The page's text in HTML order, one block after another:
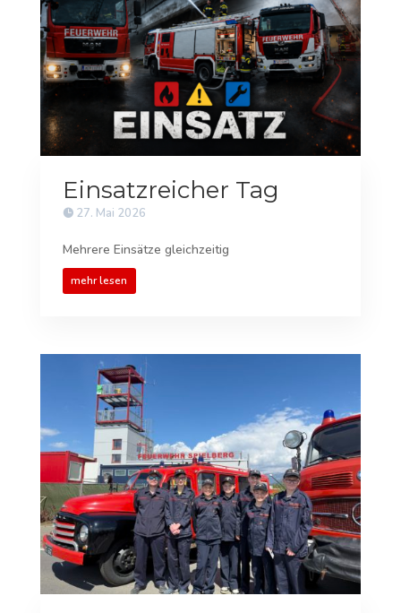
Einsatzreicher Tag
27. Mai 2026
Mehrere Einsätze gleichzeitig
mehr lesen